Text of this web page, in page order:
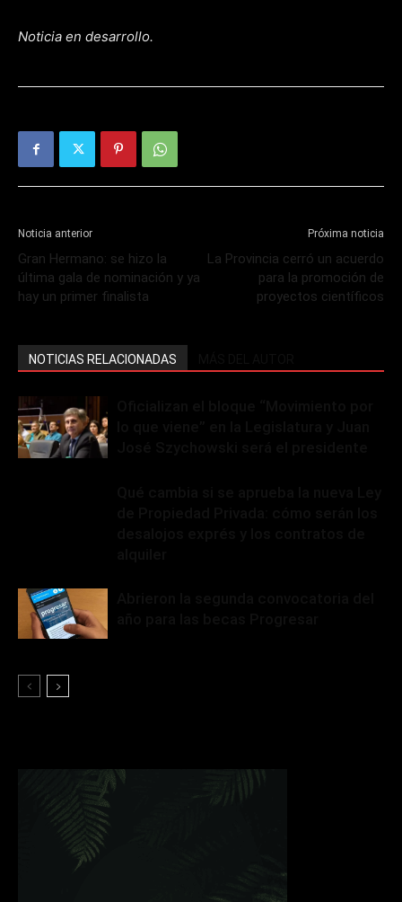
Noticia en desarrollo.
Noticia anterior
Gran Hermano: se hizo la
última gala de nominación y ya
hay un primer finalista
Próxima noticia
La Provincia cerró un acuerdo
para la promoción de
proyectos científicos
NOTICIAS RELACIONADAS